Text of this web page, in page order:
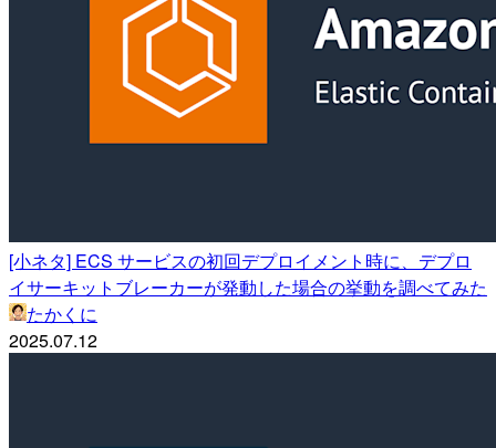
[小ネタ] ECS サービスの初回デプロイメント時に、デプロ
イサーキットブレーカーが発動した場合の挙動を調べてみた
たかくに
2025.07.12